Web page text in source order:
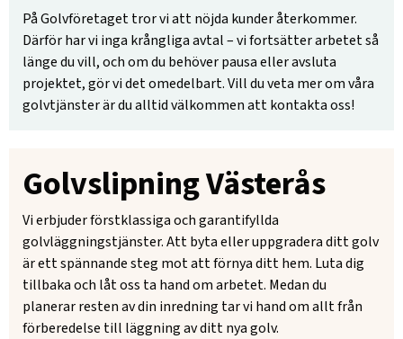
På Golvföretaget tror vi att nöjda kunder återkommer.
Därför har vi inga krångliga avtal – vi fortsätter arbetet så
länge du vill, och om du behöver pausa eller avsluta
projektet, gör vi det omedelbart. Vill du veta mer om våra
golvtjänster är du alltid välkommen att kontakta oss!
Golvslipning Västerås
Vi erbjuder förstklassiga och garantifyllda
golvläggningstjänster. Att byta eller uppgradera ditt golv
är ett spännande steg mot att förnya ditt hem. Luta dig
tillbaka och låt oss ta hand om arbetet. Medan du
planerar resten av din inredning tar vi hand om allt från
förberedelse till läggning av ditt nya golv.